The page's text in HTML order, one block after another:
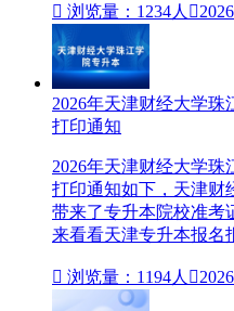
 浏览量：1234人 
2026年天津财经大学
打印通知
2026年天津财经大学
打印通知如下，天津财
带来了专升本院校准考
来看看天津专升本报名
 浏览量：1194人 